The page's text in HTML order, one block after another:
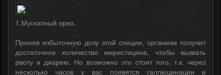
1.Мускатный орех.
Приняв избыточную дозу этой специи, организм получит
достаточное количество миристицина, чтобы вызвать
рвоту и диарею. Но возможно это стоит того, т.к. через
несколько часов у вас появятся галлюцинации и